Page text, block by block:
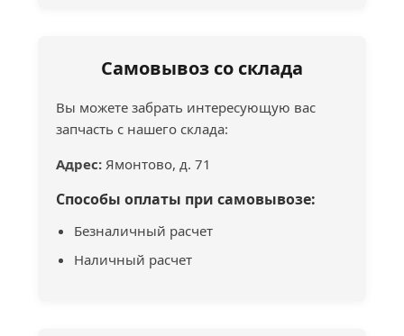
Самовывоз со склада
Вы можете забрать интересующую вас
запчасть с нашего склада:
Адрес: Ямонтово, д. 71
Способы оплаты при самовывозе:
Безналичный расчет
Наличный расчет